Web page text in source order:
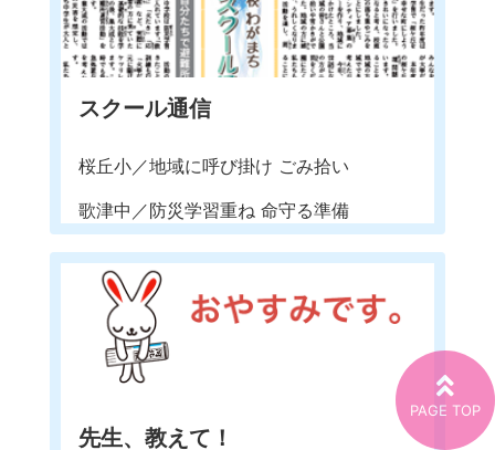
スクール通信
桜丘小／地域に呼び掛け ごみ拾い
歌津中／防災学習重ね 命守る準備
先生、教えて！